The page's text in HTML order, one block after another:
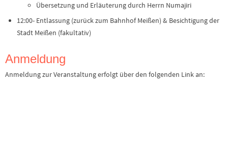
Übersetzung und Erläuterung durch Herrn Numajiri
12:00- Entlassung (zurück zum Bahnhof Meißen) & Besichtigung der
Stadt Meißen (fakultativ)
Anmeldung
Anmeldung zur Veranstaltung erfolgt über den folgenden Link an: